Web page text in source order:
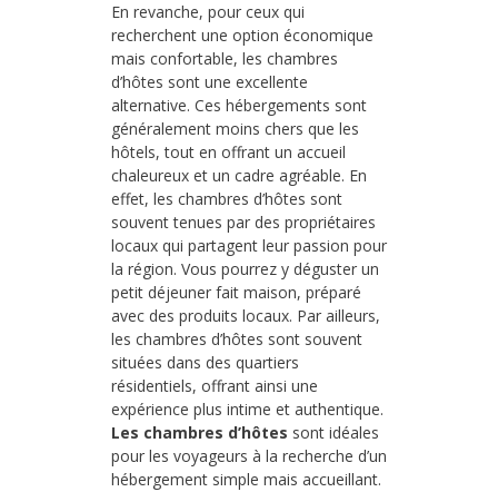
En revanche, pour ceux qui
recherchent une option économique
mais confortable, les chambres
d’hôtes sont une excellente
alternative. Ces hébergements sont
généralement moins chers que les
hôtels, tout en offrant un accueil
chaleureux et un cadre agréable. En
effet, les chambres d’hôtes sont
souvent tenues par des propriétaires
locaux qui partagent leur passion pour
la région. Vous pourrez y déguster un
petit déjeuner fait maison, préparé
avec des produits locaux. Par ailleurs,
les chambres d’hôtes sont souvent
situées dans des quartiers
résidentiels, offrant ainsi une
expérience plus intime et authentique.
Les chambres d’hôtes sont idéales
pour les voyageurs à la recherche d’un
hébergement simple mais accueillant.